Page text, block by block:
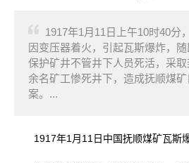
1917年1月11日上午10时40分
因变压器着火，引起瓦斯爆炸，
保护矿井不管井下人员死活，采
余名矿工惨死井下，造成抚顺煤
案。...
1917年1月11日中国抚顺煤矿瓦斯爆